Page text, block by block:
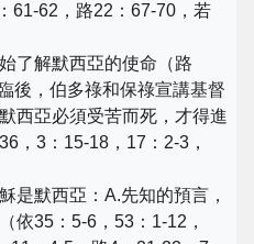
61-62，路22：67-70，若
了解默西亞的使命（路
後，伯多祿和保祿宣講基督
西亞必須受苦而死，才得進
，3：15-18，17：2-3，
是默西亞：A.先知的預言，
依35：5-6，53：1-12，